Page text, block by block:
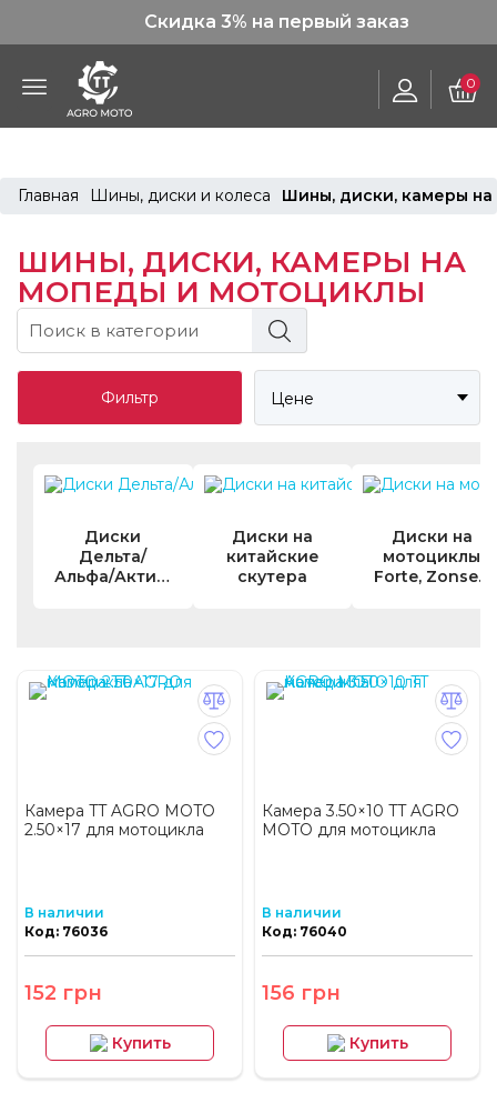
Скидка 3% на первый заказ
0
Главная Шины, диски и колеса Шины, диски, камеры
ШИНЫ, ДИСКИ, КАМЕРЫ НА
МОПЕДЫ И МОТОЦИКЛЫ
Фильтр Цене
Диски
Дельта/
Альфа/Актив/
Диски на
китайские
скутера
Диски на
мотоциклы
Forte, Zonsen
Камера TT AGRO MOTO
2.50×17 для мотоцикла
В наличии
Код: 76036
152 грн
Купить
Камера 3.50×10 TT AGRO
MOTO для мотоцикла
В наличии
Код: 76040
156 грн
Купить